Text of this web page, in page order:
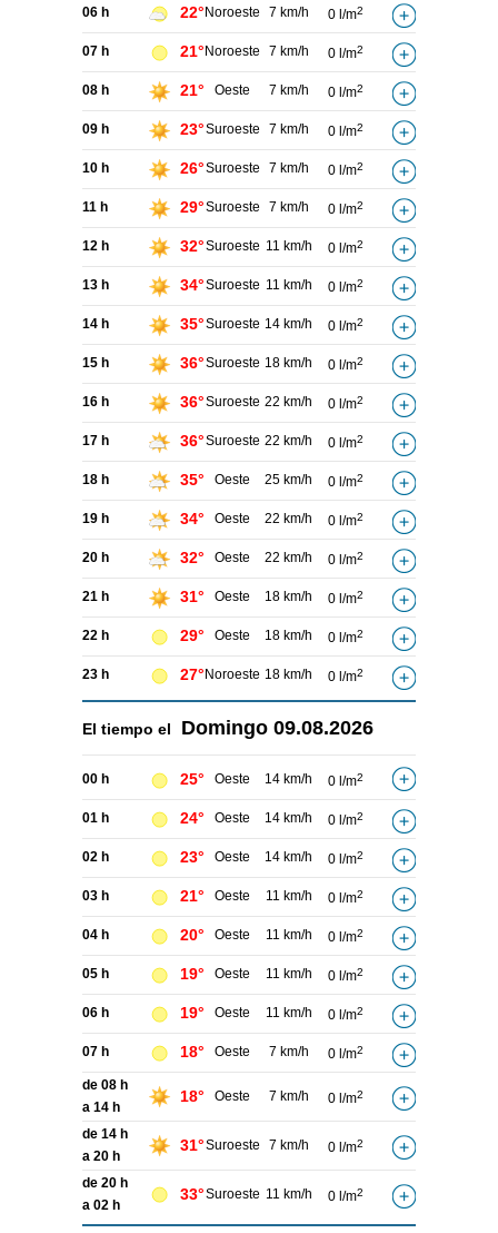
06 h 22° Noroeste 7 km/h 0 l/m2
07 h 21° Noroeste 7 km/h 0 l/m2
08 h 21° Oeste 7 km/h 0 l/m2
09 h 23°Suroeste 7 km/h 0 l/m2
10 h 26°Suroeste 7 km/h 0 l/m2
11 h 29°Suroeste 7 km/h 0 l/m2
12 h 32°Suroeste 11 km/h 0 l/m2
13 h 34°Suroeste 11 km/h 0 l/m2
14 h 35°Suroeste 14 km/h 0 l/m2
15 h 36°Suroeste 18 km/h 0 l/m2
16 h 36°Suroeste 22 km/h 0 l/m2
17 h 36°Suroeste 22 km/h 0 l/m2
18 h 35° Oeste 25 km/h 0 l/m2
19 h 34° Oeste 22 km/h 0 l/m2
20 h 32° Oeste 22 km/h 0 l/m2
21 h 31° Oeste 18 km/h 0 l/m2
22 h 29° Oeste 18 km/h 0 l/m2
23 h 27° Noroeste 18 km/h 0 l/m2
El tiempo el Domingo 09.08.2026
00 h 25° Oeste 14 km/h 0 l/m2
01 h 24° Oeste 14 km/h 0 l/m2
02 h 23° Oeste 14 km/h 0 l/m2
03 h 21° Oeste 11 km/h 0 l/m2
04 h 20° Oeste 11 km/h 0 l/m2
05 h 19° Oeste 11 km/h 0 l/m2
06 h 19° Oeste 11 km/h 0 l/m2
07 h 18° Oeste 7 km/h 0 l/m2
de 08 h
a 14 h
18° Oeste 7 km/h 0 l/m2
de 14 h
a 20 h
31°Suroeste 7 km/h 0 l/m2
de 20 h
a 02 h
33°Suroeste 11 km/h 0 l/m2